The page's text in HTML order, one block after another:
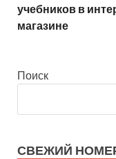
учебников в
магазине
Поиск
СВЕЖИЙ